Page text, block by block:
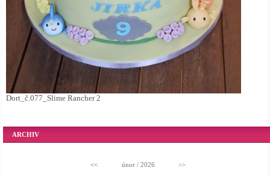
Dort_č.077_Slime Rancher 2
ARCHIV
<< únor / 2026 >>